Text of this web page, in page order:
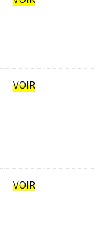
VOIR
VOIR